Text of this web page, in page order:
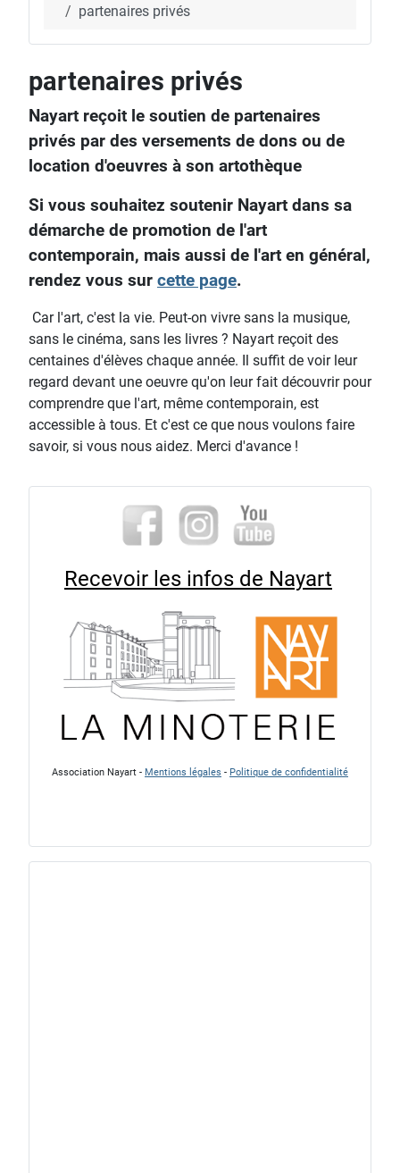
partenaires privés
partenaires privés
Nayart reçoit le soutien de partenaires
privés par des versements de dons ou de
location d'oeuvres à son artothèque
Si vous souhaitez soutenir Nayart dans sa
démarche de promotion de l'art
contemporain, mais aussi de l'art en général,
rendez vous sur cette page.
Car l'art, c'est la vie. Peut-on vivre sans la musique,
sans le cinéma, sans les livres ? Nayart reçoit des
centaines d'élèves chaque année. Il suffit de voir leur
regard devant une oeuvre qu'on leur fait découvrir pour
comprendre que l'art, même contemporain, est
accessible à tous. Et c'est ce que nous voulons faire
savoir, si vous nous aidez. Merci d'avance !
Recevoir les infos de Nayart
Association Nayart - Mentions légales - Politique de confidentialité